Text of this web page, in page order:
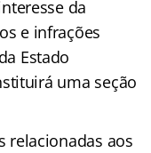
da
e infrações
Estado
uma seção
relacionadas aos